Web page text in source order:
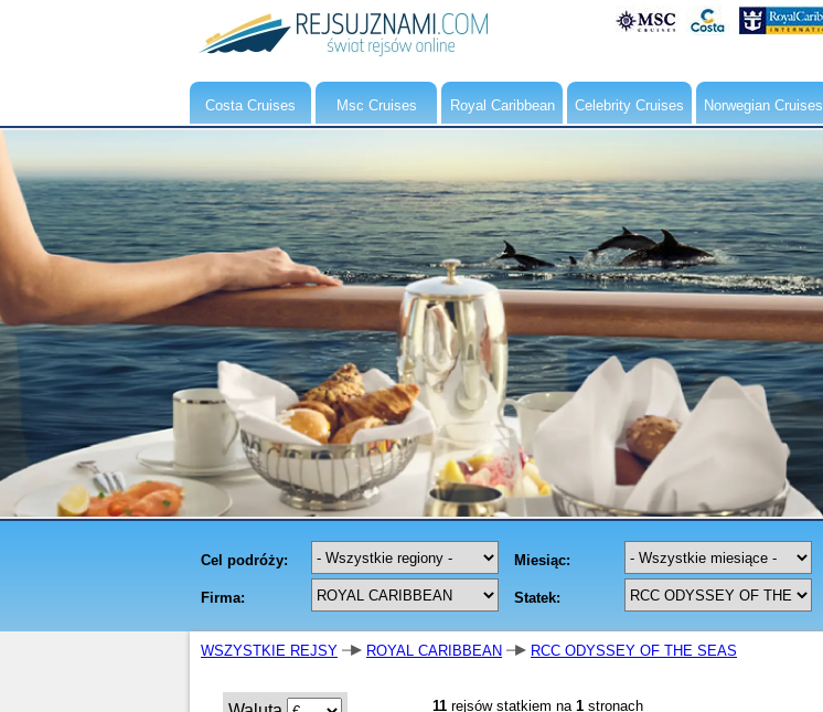
Costa Cruises Msc Cruises Royal Caribbean Celebrity Cruises Norwegian Cruises
WSZYSTKIE REJSY ROYAL CARIBBEAN RCC ODYSSEY OF THE SEAS
11 rejsów statkiem na 1 stronach